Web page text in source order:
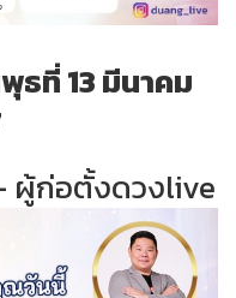
ธที่ 13 มีนาคม
ผู้ก่อตั้งดวงlive